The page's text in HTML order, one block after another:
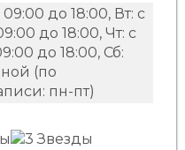
до 18:00, Вт: с
до 18:00, Чт: с
до 18:00, Сб:
(по
пн-пт)